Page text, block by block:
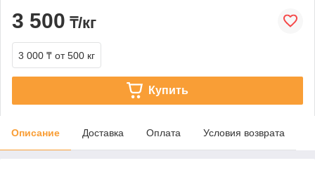
3 500 ₸/кг
3 000 ₸ от 500 кг
Купить
Описание Доставка Оплата Условия возврата